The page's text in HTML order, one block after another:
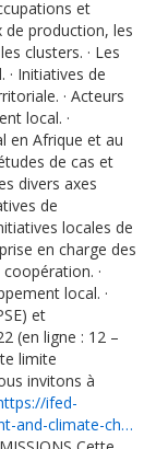
et
de production, les
clusters. · Les
· Initiatives de
· Acteurs
local. ·
en Afrique et au
de cas et
divers axes
de
locales de
en charge des
·
local. ·
et
(en ligne : 12 –
limite
invitons à
ifed-
and-climate-ch…